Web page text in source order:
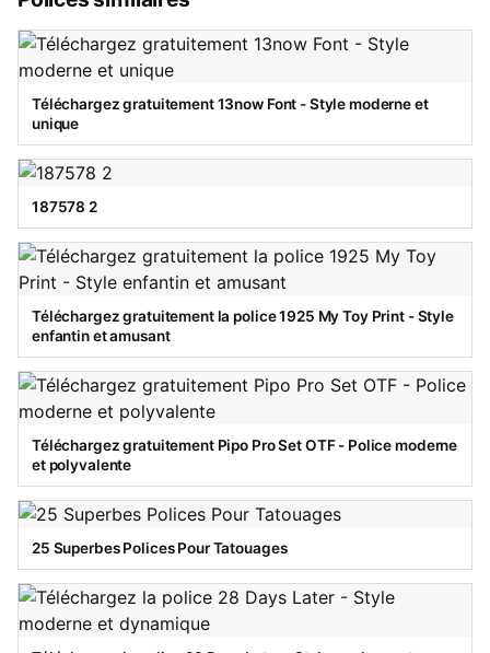
Téléchargez gratuitement 13now Font - Style moderne et
unique
187578 2
Téléchargez gratuitement la police 1925 My Toy Print - Style
enfantin et amusant
Téléchargez gratuitement Pipo Pro Set OTF - Police moderne
et polyvalente
25 Superbes Polices Pour Tatouages